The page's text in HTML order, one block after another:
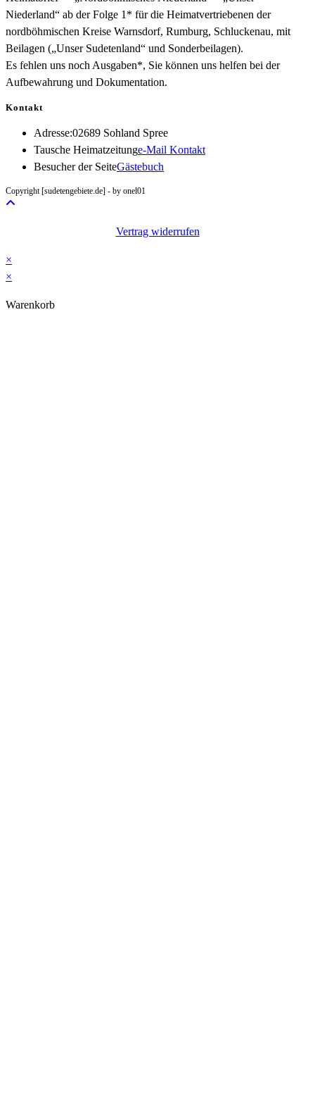
Niederland“ ab der Folge 1* für die Heimatvertriebenen der
nordböhmischen Kreise Warnsdorf, Rumburg, Schluckenau, mit
Beilagen („Unser Sudetenland“ und Sonderbeilagen).
Es fehlen uns noch Ausgaben*, Sie können uns helfen bei der
Aufbewahrung und Dokumentation.
Kontakt
Adresse:02689 Sohland Spree
Tausche Heimatzeitunge-Mail KontaktOpens
Besucher der SeiteGästebuch
Copyright [sudetengebiete.de] - by onel01
Vertrag widerrufen
×
×
Warenkorb